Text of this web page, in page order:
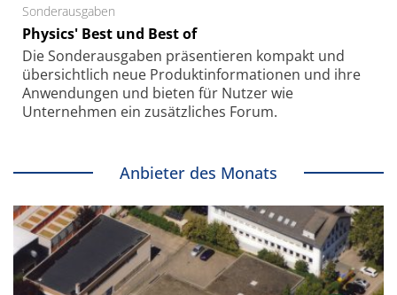
Sonderausgaben
Physics' Best und Best of
Die Sonder­ausgaben präsentieren kompakt und
übersichtlich neue Produkt­informationen und ihre
Anwendungen und bieten für Nutzer wie
Unternehmen ein zusätzliches Forum.
Anbieter des Monats